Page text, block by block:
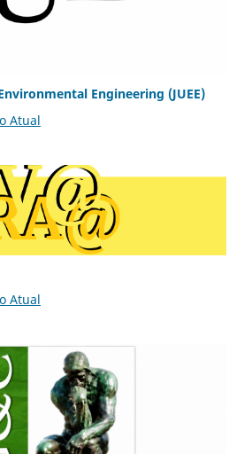
Engineering (JUEE)
Atual
Atual